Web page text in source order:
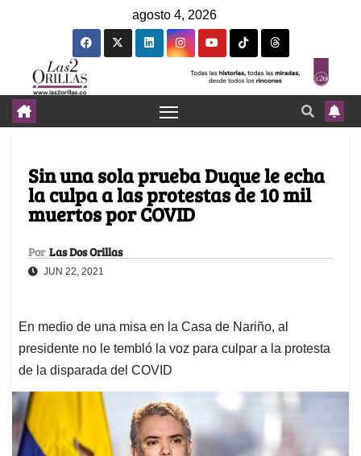
agosto 4, 2026
Sin una sola prueba Duque le echa
la culpa a las protestas de 10 mil
muertos por COVID
Por Las Dos Orillas
JUN 22, 2021
En medio de una misa en la Casa de Nariño, al
presidente no le tembló la voz para culpar a la protesta
de la disparada del COVID